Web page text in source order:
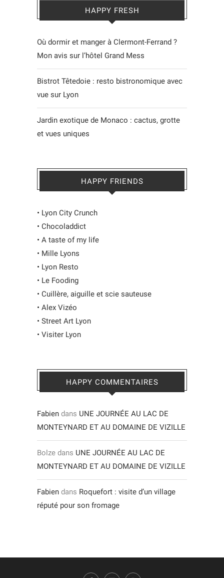
HAPPY FRESH
Où dormir et manger à Clermont-Ferrand ?
Mon avis sur l’hôtel Grand Mess
Bistrot Têtedoie : resto bistronomique avec
vue sur Lyon
Jardin exotique de Monaco : cactus, grotte
et vues uniques
HAPPY FRIENDS
• Lyon City Crunch
• Chocoladdict
• A taste of my life
• Mille Lyons
• Lyon Resto
• Le Fooding
• Cuillère, aiguille et scie sauteuse
• Alex Vizéo
• Street Art Lyon
• Visiter Lyon
HAPPY COMMENTAIRES
Fabien dans UNE JOURNÉE AU LAC DE
MONTEYNARD ET AU DOMAINE DE VIZILLE
Bolze dans UNE JOURNÉE AU LAC DE
MONTEYNARD ET AU DOMAINE DE VIZILLE
Fabien dans Roquefort : visite d’un village
réputé pour son fromage